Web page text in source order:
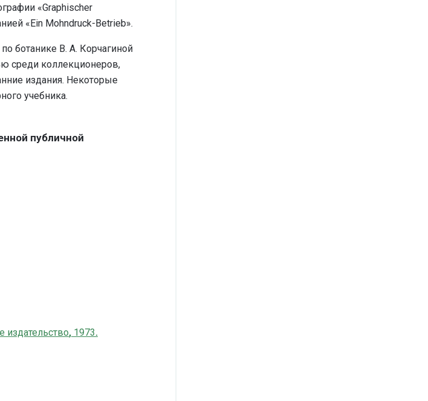
«Graphischer
«Ein Mohndruck-Betrieb».
ботанике В. А. Корчагиной
среди коллекционеров,
издания. Некоторые
учебника.
публичной
, 1973.